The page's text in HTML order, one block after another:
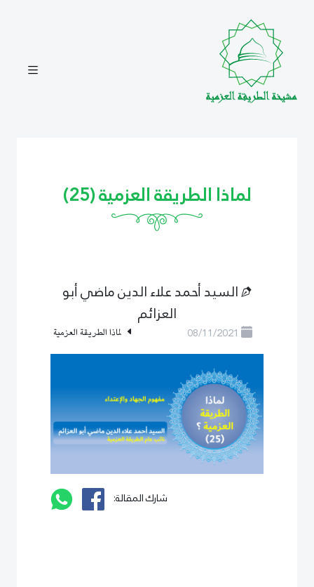
لماذا الطريقة العزمية (25)
السيد أحمد علاء الدين ماضي أبو
العزائم
08/11/2021 لماذا الطريقة العزمية
شارك المقالة: